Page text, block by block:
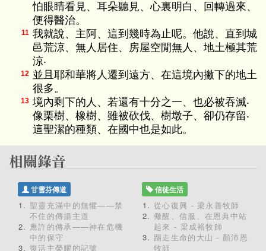
怕眼睛看見、耳朵聽見、心裏明白、回轉過來、
便得醫治。
11 我就說、主阿、這到幾時為止呢。他說、直到城
邑荒涼、無人居住、房屋空閒無人、地土極其荒
涼‧
12 並且耶和華將人遷到遠方、在這境內撇下的地土
很多。
13 境內剩下的人、若還有十分之一、也必被吞滅‧
像栗樹、橡樹、雖被砍伐、樹墩子、卻仍存留‧
這聖潔的種類、在國中也是如此。
甘雪芬傳道
聖靈充滿中的無懼——禁
不住的傳揚主道
應許的傳承——神在危機
中的保守
復活主榮耀的記號
信徒生活
從心復興 - 梁永善牧師
儆醒、信服、在恩典中站
起來 - 梁成裕牧師
踢走生命的大山 - 顏沛恩
牧師